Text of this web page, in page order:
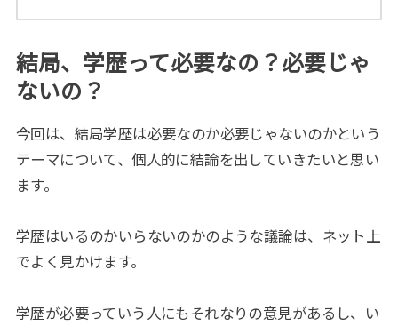
結局、学歴って必要なの？必要じゃ
ないの？
今回は、結局学歴は必要なのか必要じゃないのかという
テーマについて、個人的に結論を出していきたいと思い
ます。
学歴はいるのかいらないのかのような議論は、ネット上
でよく見かけます。
学歴が必要っていう人にもそれなりの意見があるし、い